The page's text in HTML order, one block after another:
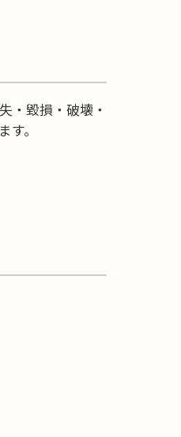
・毀損・破壊・
。